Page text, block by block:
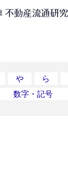
や ら
数字・記号